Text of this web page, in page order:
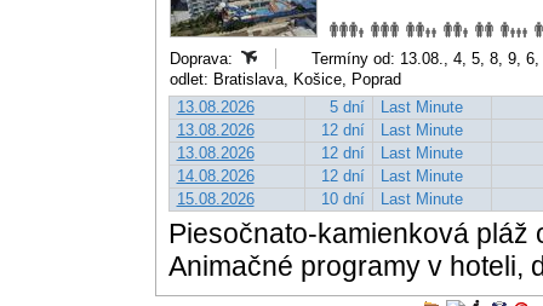
Doprava:
Termíny od: 13.08., 4, 5, 8, 9,
odlet: Bratislava, Košice, Poprad
13.08.2026
5 dní
Last Minute
13.08.2026
12 dní
Last Minute
13.08.2026
12 dní
Last Minute
14.08.2026
12 dní
Last Minute
15.08.2026
10 dní Last Minute
Piesočnato-kamienková pláž
Animačné programy v hoteli,